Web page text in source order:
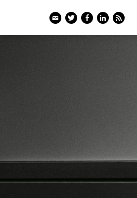
EmailTwitterFacebook
LinkedIn
Feed